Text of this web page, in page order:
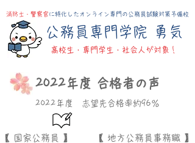
消防士・警察官 に特化したオンライン専門の公務員試験対策予備校
​公務員専門学院 勇気
高校生・​専門学生・社会人が対象！
2022年度 合格者の声
2022年度 志望先合格率約96％
​【 国家公務員 】
​【 地方公務員事務職 】